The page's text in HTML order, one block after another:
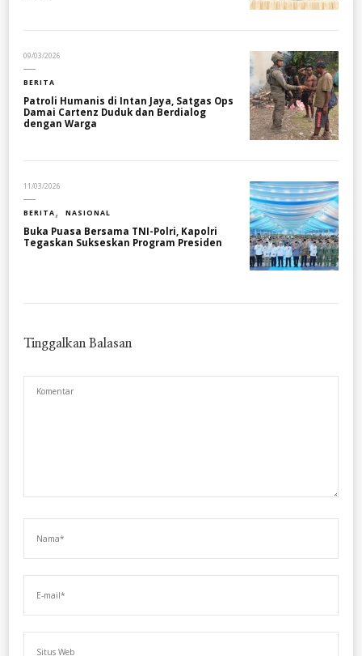
09/03/2026
BERITA
Patroli Humanis di Intan Jaya, Satgas Ops
Damai Cartenz Duduk dan Berdialog
dengan Warga
11/03/2026
BERITA NASIONAL
Buka Puasa Bersama TNI-Polri, Kapolri
Tegaskan Sukseskan Program Presiden
Tinggalkan Balasan